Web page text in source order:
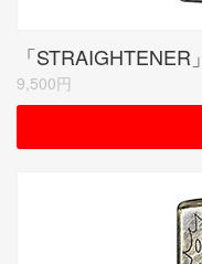
9,500円